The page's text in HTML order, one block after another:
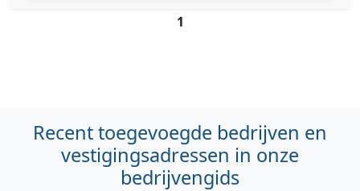
1
Recent toegevoegde bedrijven en
vestigingsadressen in onze
bedrijvengids